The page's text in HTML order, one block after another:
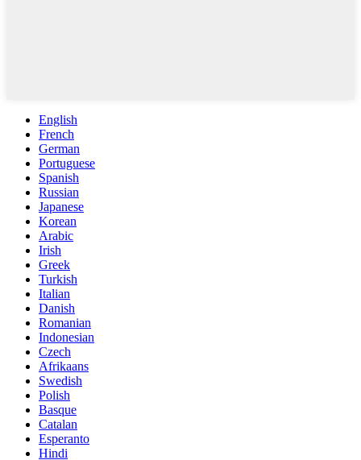
English
French
German
Portuguese
Spanish
Russian
Japanese
Korean
Arabic
Irish
Greek
Turkish
Italian
Danish
Romanian
Indonesian
Czech
Afrikaans
Swedish
Polish
Basque
Catalan
Esperanto
Hindi